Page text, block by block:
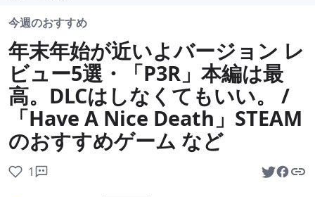
今週のおすすめ
年末年始が近いよバージョン レ
ビュー5選・「P3R」本編は最
高。DLCはしなくてもいい。 /
「Have A Nice Death」STEAM
のおすすめゲーム など
1